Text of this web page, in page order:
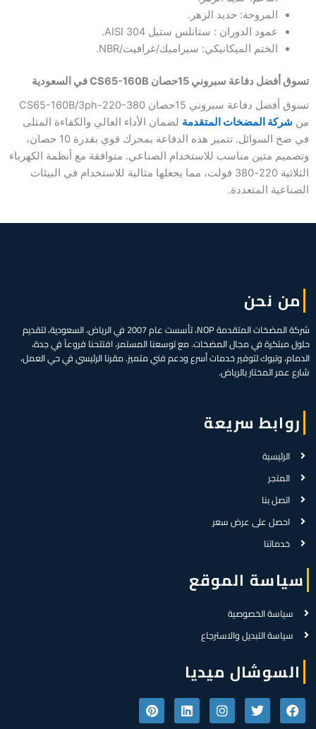
المروحة: حديد الزهر.
عمود الدوران : ستانلس ستيل AISI 304.
الختم الميكانيكي: سيراميك/غرافيت/NBR.
تسوق أفضل دفاعة سبروني 15حصان CS65-160B في السعودية
تسوق أفضل دفاعة سبروني 15حصان CS65-160B/3ph-220-380
من شركة المضخات المتقدمة لضمان الأداء العالي والكفاءة المثلى
في ضخ السوائل. تتميز هذه الدفاعة بمحرك قوي بقدرة 10 حصان،
وتصميم متين مناسب للاستخدام الصناعي. متوافقة مع أنظمة الكهرباء
الثلاثية 220-380 فولت، مما يجعلها مثالية للاستخدام في البيئات
الصناعية المتعددة.
من نحن
شركة المضخات المتقدمة NOP، تأسست عام 2007 في الرياض، السعودية، لتقديم
حلول مبتكرة في مجال المضخات. مع توسعنا المستمر، افتتحنا فروعاً في جدة،
الدمام، وتبوك لتوفير خدمات أسرع ودعم فني متميز. مقرنا الرئيسي في حي العمل،
شارع عمر المختار بالرياض.
روابط سريعة
الرئيسية
المتجر
اتصل بنا
احصل على عرض سعر
خدماتنا
سياسة الموقع
سياسة الخصوصية
سياسة التبديل والاسترجاع
السوشال ميديا
F
a
T
w
I
n
L
i
P
i